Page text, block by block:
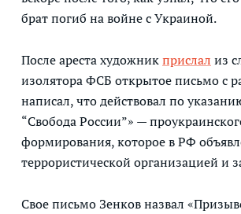
брат погиб на войне с Украиной.
После ареста художникприслал из
изолятора ФСБ открытое письмо с
написал, что действовал по
“Свобода России”» —
формирования, которое в РФ
террористической организацией и
Свое письмо Зенков назвал